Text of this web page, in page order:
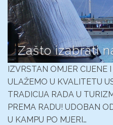
Zašto izabrati
IZVRSTAN OMJER CIJENE
ULAŽEMO U KVALITETU
TRADICIJA RADA U
PREMA RADU! UDOBAN
U KAMPU PO MJERI…